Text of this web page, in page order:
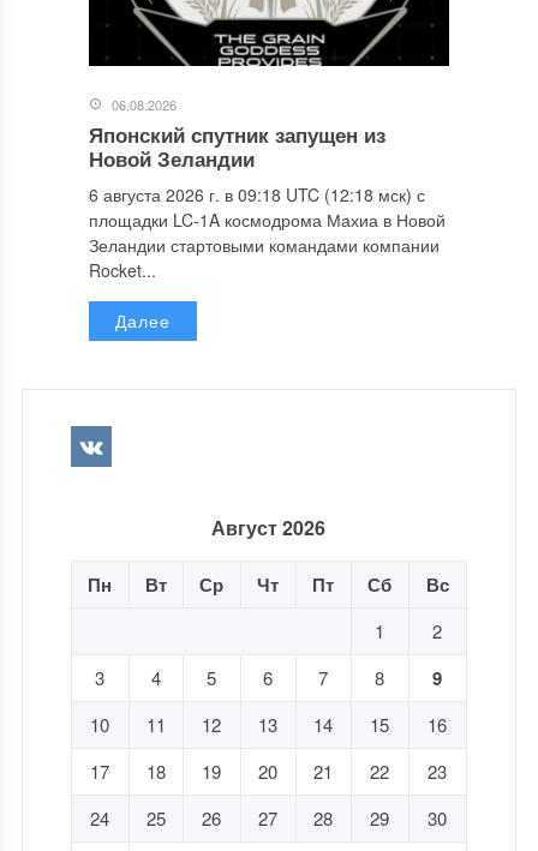
06.08.2026
Японский спутник запущен из
Новой Зеландии
6 августа 2026 г. в 09:18 UTC (12:18 мск) с
площадки LC-1A космодрома Махиа в Новой
Зеландии стартовыми командами компании
Rocket...
Далее
Август 2026
Пн Вт Ср Чт Пт Сб Вс
1
2
3
4 5 6 7 8 9
10 11 12 13 14 15
16
17
18 19 20 21 22
23
24
25 26 27 28 29
30